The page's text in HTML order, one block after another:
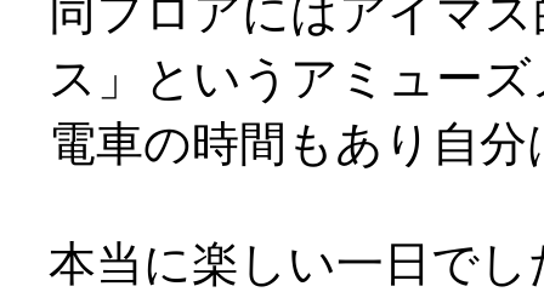
同フロアにはアイマ
ス」というアミュー
電車の時間もあり自
本当に楽しい一日で